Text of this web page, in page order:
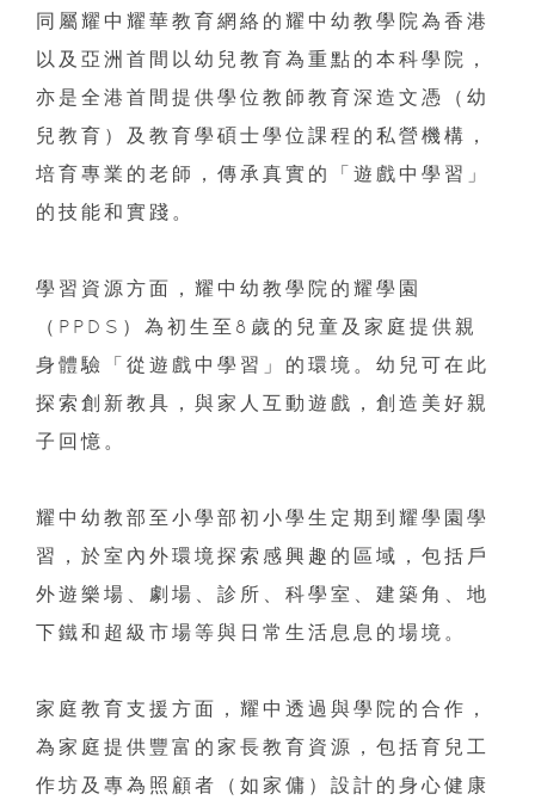
同屬耀中耀華教育網絡的耀中幼教學院為香港
以及亞洲首間以幼兒教育為重點的本科學院，
亦是全港首間提供學位教師教育深造文憑（幼
兒教育）及教育學碩士學位課程的私營機構，
培育專業的老師，傳承真實的「遊戲中學習」
的技能和實踐。
學習資源方面，耀中幼教學院的耀學園
（PPDS）為初生至8歲的兒童及家庭提供親
身體驗「從遊戲中學習」的環境。幼兒可在此
探索創新教具，與家人互動遊戲，創造美好親
子回憶。
耀中幼教部至小學部初小學生定期到耀學園學
習，於室內外環境探索感興趣的區域，包括戶
外遊樂場、劇場、診所、科學室、建築角、地
下鐵和超級市場等與日常生活息息的場境。
家庭教育支援方面，耀中透過與學院的合作，
為家庭提供豐富的家長教育資源，包括育兒工
作坊及專為照顧者（如家傭）設計的身心健康